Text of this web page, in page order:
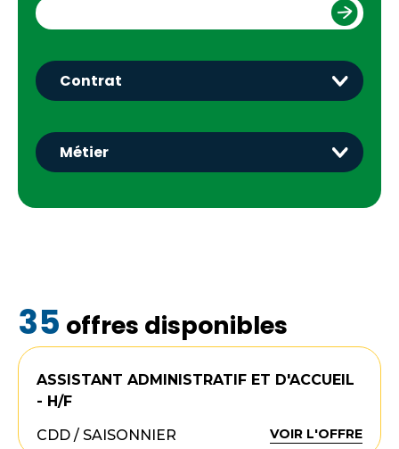
35 offres disponibles
ASSISTANT ADMINISTRATIF ET D'ACCUEIL
- H/F
CDD / SAISONNIER
VOIR L'OFFRE